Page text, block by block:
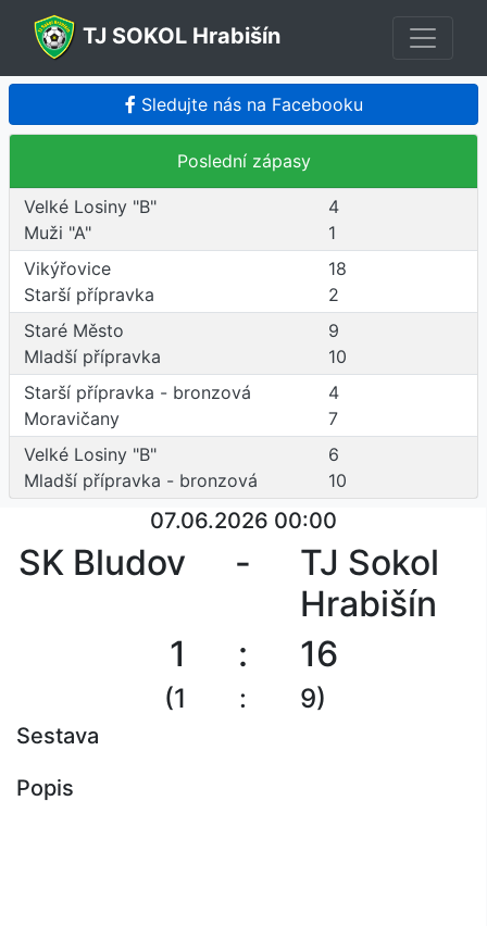
TJ SOKOL Hrabišín
Sledujte nás na Facebooku
Poslední zápasy
Velké Losiny "B"
4
Muži "A"
1
Vikýřovice
18
Starší přípravka
2
Staré Město
9
Mladší přípravka
10
Starší přípravka - bronzová
4
Moravičany
7
Velké Losiny "B"
6
Mladší přípravka - bronzová
10
07.06.2026 00:00
SK Bludov -
TJ Sokol
Hrabišín
1
: 16
(1 : 9)
Sestava
Popis